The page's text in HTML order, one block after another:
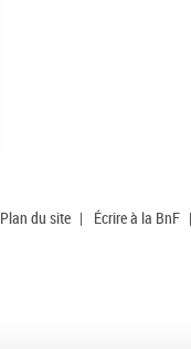
Plan du site | Écrire à la BnF |